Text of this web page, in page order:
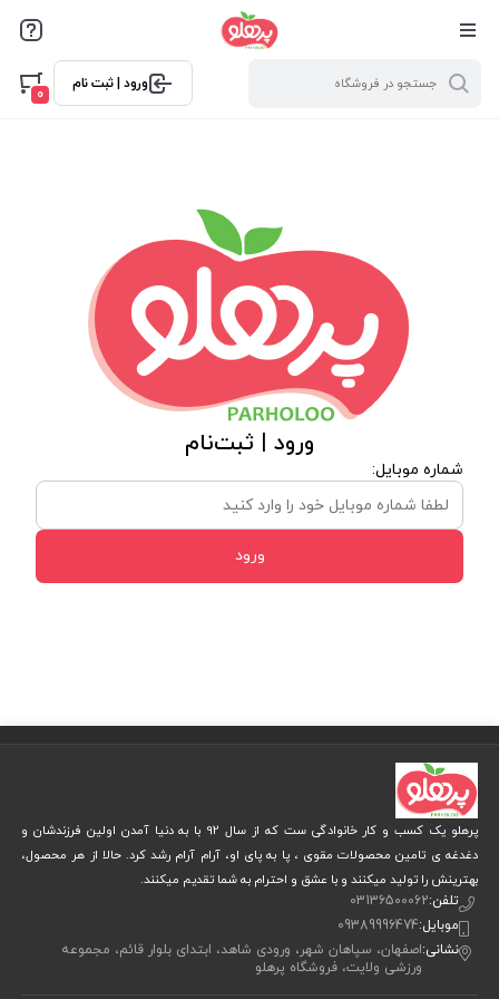
@media screen and (max-width: 500px) { .w-ch{bottom: 125px
!important; left:5px !important;} }
ورود | ثبت نام
0
ورود | ثبت‌نام
شماره موبایل:
ورود
پرهلو یک کسب و کار خانوادگی ست که از سال 92 با به دنیا آمدن اولین فرزندشان و
دغدغه ی تامین محصولات مقوی ، پا به پای او، آرام آرام رشد کرد. حالا از هر محصول،
بهترینش را تولید میکنند و با عشق و احترام به شما تقدیم میکنند.
تلفن:03136500062
موبایل:09389996474
نشانی:اصفهان، سپاهان شهر، ورودی شاهد، ابتدای بلوار قائم، مجموعه
ورزشی ولایت، فروشگاه پرهلو